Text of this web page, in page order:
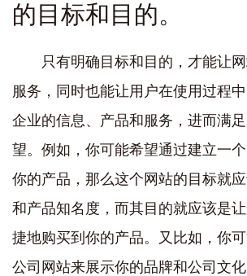
的目标和目的。
只有明确目标和目的，才能让
服务，同时也能让用户在使用过程
企业的信息、产品和服务，进而满
望。例如，你可能希望通过建立一
你的产品，那么这个网站的目标就
和产品知名度，而其目的就应该是
捷地购买到你的产品。又比如，你
公司网站来展示你的品牌和公司文